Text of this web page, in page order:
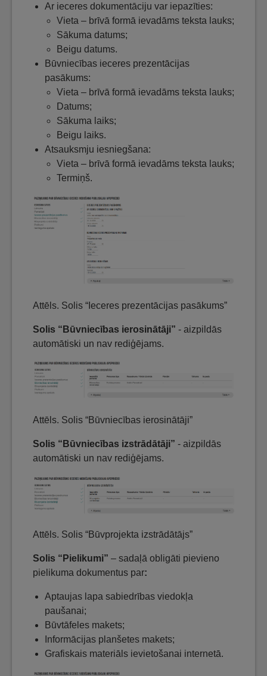
Ar ieceres dokumentāciju var iepazīties:
Vieta – brīvā formā ievadāms teksta lauks;
Sākuma datums;
Beigu datums.
Būvniecības ieceres prezentācijas
pasākums:
Vieta – brīvā formā ievadāms teksta lauks;
Datums;
Sākuma laiks;
Beigu laiks.
Atsauksmju iesniegšana:
Vieta – brīvā formā ievadāms teksta lauks;
Termiņš.
Attēls. Solis “Ieceres prezentācijas pasākums”
Solis “Būvniecības ierosinātāji” - aizpildās
automātiski un nav rediģējams.
Attēls. Solis “Būvniecības ierosinātāji”
Solis “Būvniecības izstrādātāji” - aizpildās
automātiski un nav rediģējams.
Attēls. Solis “Būvprojekta izstrādātājs”
Solis “Pielikumi” – sadaļā obligāti pievieno
pielikuma dokumentus par:
Aptaujas lapa sabiedrības viedokļa
paušanai;
Būvtāfeles makets;
Informācijas planšetes makets;
Grafiskais materiāls ievietošanai internetā.